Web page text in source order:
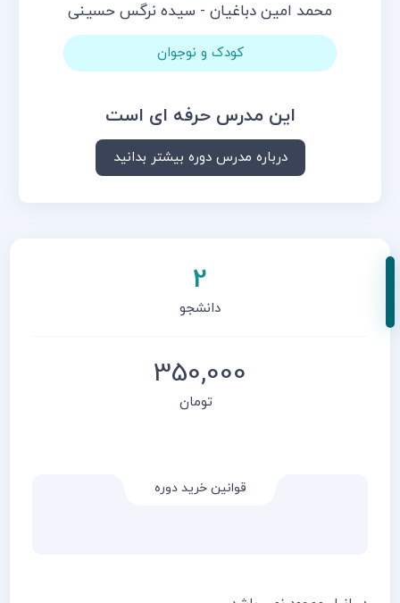
محمد امین دباغیان - سیده نرگس حسینی
کودک و نوجوان
این مدرس حرفه ای است
درباره مدرس دوره بیشتر بدانید
2
دانشجو
350,000
تومان
قوانین خرید دوره